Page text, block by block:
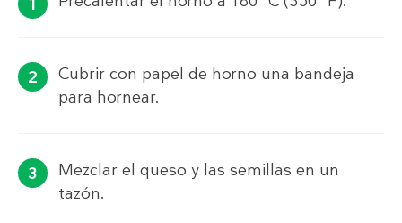
Cubrir con papel de horno una bandeja
para hornear.
Mezclar el queso y las semillas en un
tazón.